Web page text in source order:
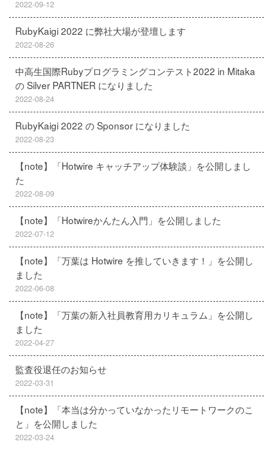
2022-09-12
RubyKaigi 2022 に弊社大場が登壇します
2022-08-26
中高生国際Rubyプログラミングコンテスト2022 in Mitaka
の Silver PARTNER になりました
2022-08-24
RubyKaigi 2022 の Sponsor になりました
2022-08-23
【note】「Hotwire キャッチアップ体験談」を公開しまし
た
2022-08-09
【note】「Hotwireかんたん入門」を公開しました
2022-07-12
【note】「万葉は Hotwire を推していきます！」を公開し
ました
2022-06-08
【note】「万葉の新入社員教育用カリキュラム」を公開し
ました
2022-04-27
監査役退任のお知らせ
2022-03-31
【note】「本当は分かっていなかったリモートワークのこ
と」を公開しました
2022-03-24